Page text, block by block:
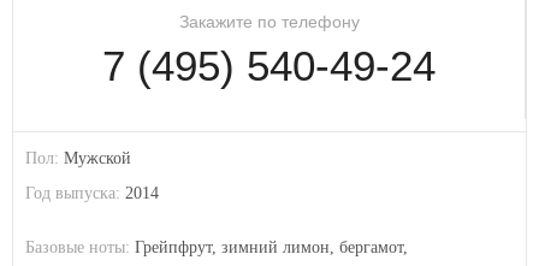
Закажите по телефону
7 (495) 540-49-24
Пол: Мужской
Год выпуска: 2014
Базовые ноты: Грейпфрут, зимний лимон, бергамот,